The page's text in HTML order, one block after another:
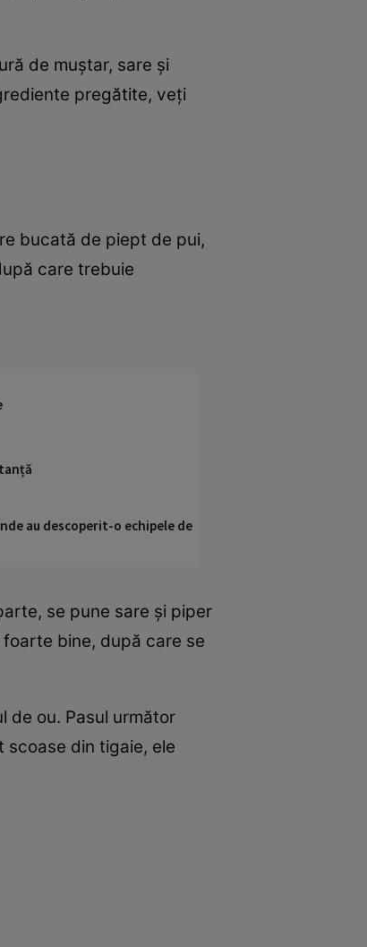
de muștar, sare și
pregătite, veți
bucată de piept de pui,
care trebuie
au descoperit-o echipele de
se pune sare și piper
bine, după care se
de ou. Pasul următor
din tigaie, ele